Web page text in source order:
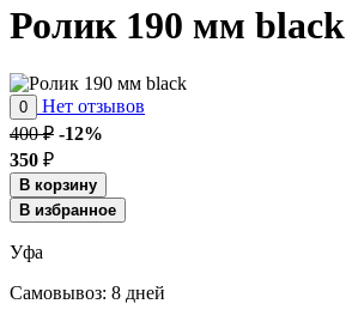
Ролик 190 мм black
0
Нет отзывов
400 ₽ -12%
350 ₽
В корзину
В избранное
Уфа
Cамовывоз: 8 дней